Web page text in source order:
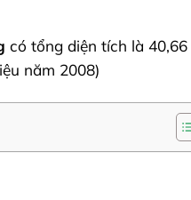
có tổng diện tích là 40,66
năm 2008)